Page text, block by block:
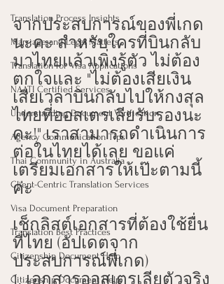
Translation Process Insights
Marriage and Legal Matters
Translation for Visa Applications
NAATI Certified Services
Understanding Document Verification
Agency Communication Tips
Thai Community in Australia
Client-Centric Translation Services
Visa Document Preparation
Translation Best Practices
Citizenship Document Help
Citizenship Document Help
จากประสบการณ์ของพี่เกด
นะคะ สำหรับใครที่บินกลับ
มาไทยแล้วเพิ่งรู้ตัว ไม่ต้อง
ตกใจและ "ไม่ต้องเสียเงิน
เสียเวลาบินกลับไปให้กงสุล
ไทยที่ออสเตรเลียรับรองนะ
คะ!" เราสามารถดำเนินการ
ต่อในไทยได้เลย ขอแค่
เตรียมเอกสารให้เป๊ะตามนี้
ค่ะ
เช็กลิสต์เอกสารที่ต้องใช้ยื่น
ที่ไทย (อัปเดตจาก
ประสบการณ์พี่เกด)
1. เอกสารออสเตรเลียตัวจริง